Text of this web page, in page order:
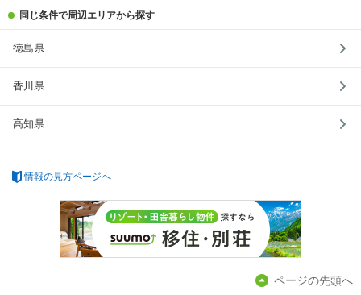
同じ条件で周辺エリアから探す
徳島県
香川県
高知県
情報の見方ページへ
ページの先頭へ